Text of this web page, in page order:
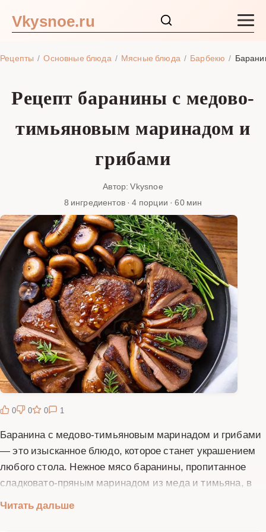
Vkysnoe.ru
Рецепты Основные блюда Мясные блюда Барбекю
Рецепт баранины с медово-
тимьяновым маринадом и
грибами
Автор: Vkysnoe
8 ингредиентов · 4 порции · 60 мин
0 0 0 1
Баранина с медово-тимьяновым маринадом и грибами
— это изысканное блюдо, которое станет украшением
любого стола. Нежное мясо баранины, пропитанное
сладковато-пряным маринадом из меда и тимьяна, в
неповторимый вкусовой букет. Это блюдо идеально
Читать дальше